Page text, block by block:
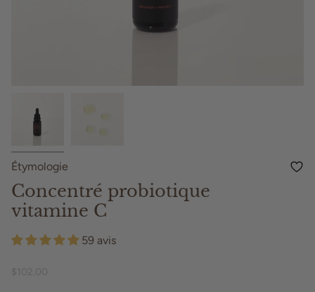
Étymologie
Concentré probiotique
vitamine C
59 avis
$102.00